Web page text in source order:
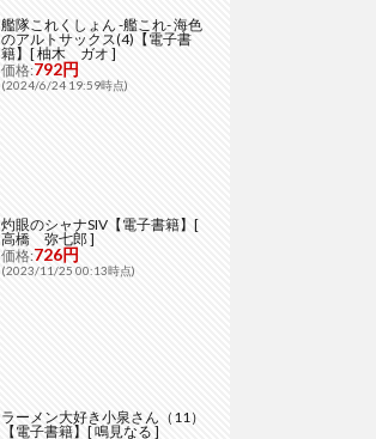
艦隊これくしょん -艦これ- 海色
のアルトサックス(4)【電子書
籍】[ 柚木 ガオ ]
価格:792円
(2024/6/24 19:59時点)
灼眼のシャナSIV【電子書籍】[
高橋 弥七郎 ]
価格:726円
(2023/11/25 00:13時点)
ラーメン大好き小泉さん（11）
【電子書籍】[ 鳴見なる ]